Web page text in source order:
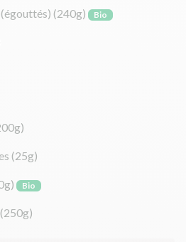
(240g) Bio
(25g)
Bio
(250g)